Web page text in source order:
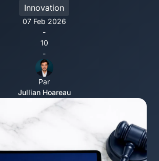
Innovation
07 Feb 2026
-
10
-
Par
Jullian Hoareau